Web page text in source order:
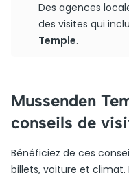
Des agences
des visites qui
Temple.
Mussenden
conseils de
Bénéficiez de ces
billets, voiture et